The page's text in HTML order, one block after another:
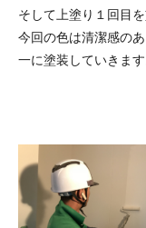
そして上塗り１回目を
今回の色は清潔感の
一に塗装していきます